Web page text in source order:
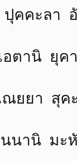
ฏฐะ
ยุคา
สุคะตั
มะหัป